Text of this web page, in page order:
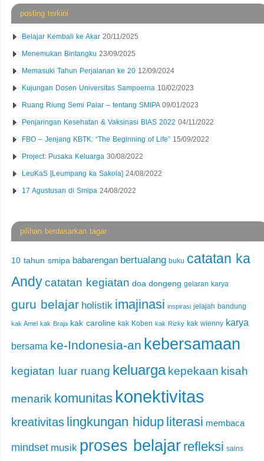
posting terkini
Belajar Kembali ke Akar 20/11/2025
Menemukan Bintangku 23/09/2025
Memasuki Tahun Perjalanan ke 20 12/09/2024
Kujungan Dosen Universitas Sampoerna 10/02/2023
Ruang Riung Semi Palar – tentang SMIPA 09/01/2023
Penjaringan Kesehatan & Vaksinasi BIAS 2022 04/11/2022
FBO – Jenjang KBTK: “The Beginning of Life” 15/09/2022
Project: Pusaka Keluarga 30/08/2022
LeuKaS [Leumpang ka Sakola] 24/08/2022
17 Agustusan di Smipa 24/08/2022
pilihan berdasarkan tagar
10 tahun smipa babarengan bertualang buku catatan ka
Andycatatan kegiatan doa dongeng gelaran karya
guru belajar holistik imajinasi inspirasi jelajah bandung
kak Amel kak Braja kak caroline kak Koben kak Rizky kak wienny karya
bersama ke-Indonesia-an kebersamaan
kegiatan luar ruang keluarga kepekaan kisah
menarik komunitas konektivitas
kreativitas lingkungan hidup literasi membaca
mindset musik proses belajar refleksi sains